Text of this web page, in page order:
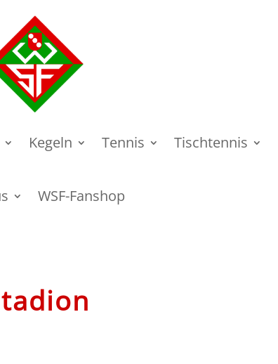
Kegeln Tennis Tischtennis
WSF-Fanshop